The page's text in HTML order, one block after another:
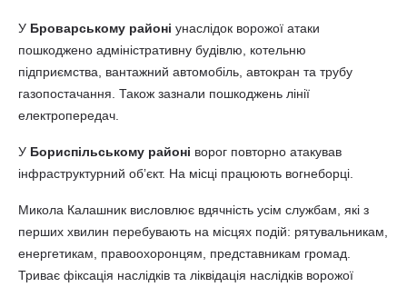
У Броварському районі унаслідок ворожої атаки
пошкоджено адміністративну будівлю, котельню
підприємства, вантажний автомобіль, автокран та трубу
газопостачання. Також зазнали пошкоджень лінії
електропередач.
У Бориспільському районі ворог повторно атакував
інфраструктурний обʼєкт. На місці працюють вогнеборці.
Микола Калашник висловлює вдячність усім службам, які з
перших хвилин перебувають на місцях подій: рятувальникам,
енергетикам, правоохоронцям, представникам громад.
Триває фіксація наслідків та ліквідація наслідків ворожої